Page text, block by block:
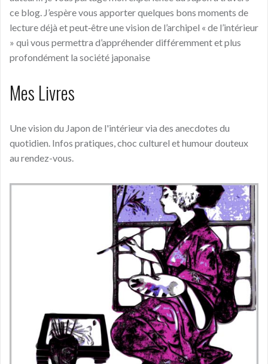
ce blog. J’espère vous apporter quelques bons moments de
lecture déjà et peut‑être une vision de l’archipel « de l’intérieur
» qui vous permettra d’appréhender différemment et plus
profondément la société japonaise
Mes Livres
Une vision du Japon de l'intérieur via des anecdotes du
quotidien. Infos pratiques, choc culturel et humour douteux
au rendez-vous.